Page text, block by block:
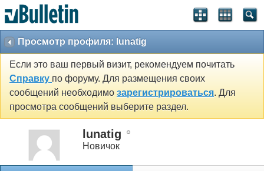
Просмотр профиля: lunatig
Если это ваш первый визит, рекомендуем почитать
Справку по форуму. Для размещения своих
сообщений необходимо зарегистрироваться. Для
просмотра сообщений выберите раздел.
lunatig
Новичок